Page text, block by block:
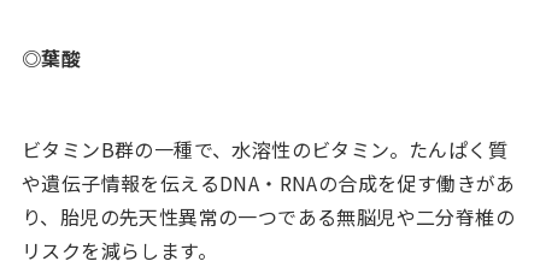
◎葉酸
ビタミンB群の一種で、水溶性のビタミン。たんぱく質
や遺伝子情報を伝えるDNA・RNAの合成を促す働きがあ
り、胎児の先天性異常の一つである無脳児や二分脊椎の
リスクを減らします。